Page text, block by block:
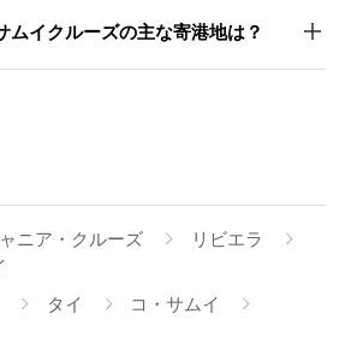
ムイクルーズの主な寄港地は？
ニア・クルーズ
リビエラ
タイ
コ・サムイ